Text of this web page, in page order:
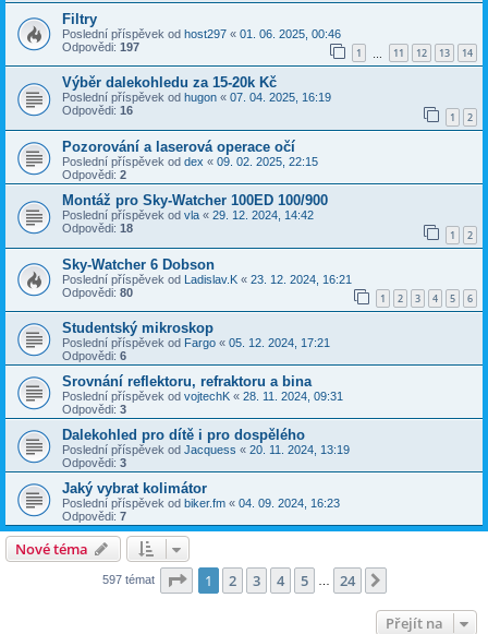
Filtry
Poslední příspěvek od host297 « 01. 06. 2025, 00:46
Odpovědi: 197 1 11 12 13 14
Výběr dalekohledu za 15-20k Kč
Poslední příspěvek od hugon « 07. 04. 2025, 16:19
Odpovědi: 16 1 2
Pozorování a laserová operace očí
Poslední příspěvek od dex « 09. 02. 2025, 22:15
Odpovědi: 2
Montáž pro Sky-Watcher 100ED 100/900
Poslední příspěvek od vla « 29. 12. 2024, 14:42
Odpovědi: 18 1 2
Sky-Watcher 6 Dobson
Poslední příspěvek od Ladislav.K « 23. 12. 2024, 16:21
Odpovědi: 80 1 2 3 4 5 6
Studentský mikroskop
Poslední příspěvek od Fargo « 05. 12. 2024, 17:21
Odpovědi: 6
Srovnání reflektoru, refraktoru a bina
Poslední příspěvek od vojtechK « 28. 11. 2024, 09:31
Odpovědi: 3
Dalekohled pro dítě i pro dospělého
Poslední příspěvek od Jacquess « 20. 11. 2024, 13:19
Odpovědi: 3
Jaký vybrat kolimátor
Poslední příspěvek od biker.fm « 04. 09. 2024, 16:23
Odpovědi: 7
Nové téma
597 témat Stránka z 24
1 2 3 4 5 24
Přejít na